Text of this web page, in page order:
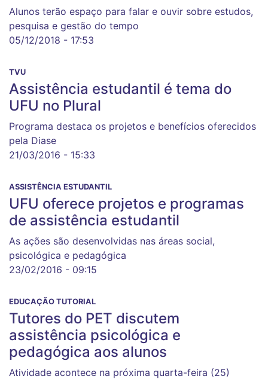
Alunos terão espaço para falar e ouvir sobre estudos,
pesquisa e gestão do tempo
05/12/2018 - 17:53
TVU
Assistência estudantil é tema do
UFU no Plural
Programa destaca os projetos e benefícios oferecidos
pela Diase
21/03/2016 - 15:33
ASSISTÊNCIA ESTUDANTIL
UFU oferece projetos e programas
de assistência estudantil
As ações são desenvolvidas nas áreas social,
psicológica e pedagógica
23/02/2016 - 09:15
EDUCAÇÃO TUTORIAL
Tutores do PET discutem
assistência psicológica e
pedagógica aos alunos
Atividade acontece na próxima quarta-feira (25)